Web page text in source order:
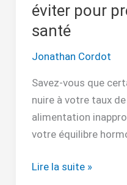
éviter pour
santé
Jonathan Cordot
Savez-vous que
nuire à votre taux
alimentation
votre équilibre
Lire la suite »